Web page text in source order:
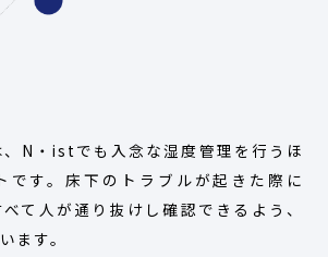
N・istでも入念な湿度管理を行うほ
です。床下のトラブルが起きた際に
て人が通り抜けし確認できるよう、
ます。